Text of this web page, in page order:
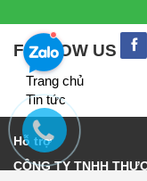
FOLLOW US
Trang chủ
Tin tức
Hỗ trợ
CÔNG TY TNHH